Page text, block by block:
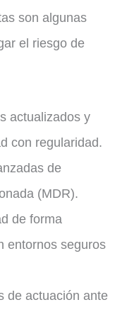
son algunas
el riesgo de
actualizados y
con regularidad.
de
(MDR).
de forma
entornos seguros
de actuación ante